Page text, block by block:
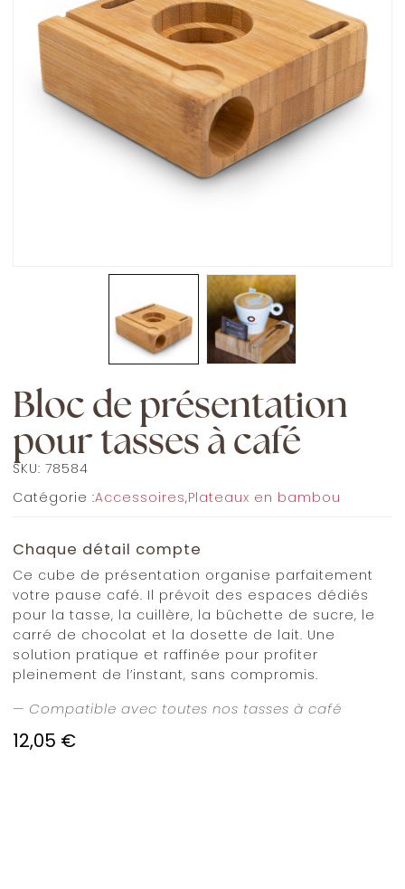
Bloc de présentation
pour tasses à café
SKU: 78584
Catégorie :Accessoires,Plateaux en bambou
Chaque détail compte
Ce cube de présentation organise parfaitement
votre pause café. Il prévoit des espaces dédiés
pour la tasse, la cuillère, la bûchette de sucre, le
carré de chocolat et la dosette de lait. Une
solution pratique et raffinée pour profiter
pleinement de l’instant, sans compromis.
— Compatible avec toutes nos tasses à café
12,05 €